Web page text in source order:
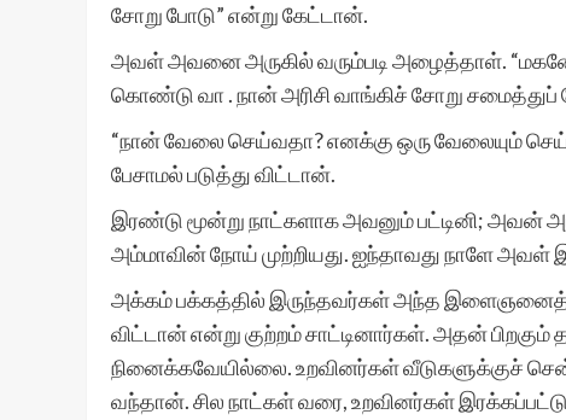
சோறு போடு” என்று கேட்டான்.
அவள் அவனை அருகில் வரும்படி அழைத்தாள்.
கொண்டு வா . நான் அரிசி வாங்கிச் சோறு சமைத்துப்
“நான் வேலை செய்வதா? எனக்கு ஒரு வேலையும்
பேசாமல் படுத்து விட்டான்.
இரண்டு மூன்று நாட்களாக அவனும் பட்டினி; அவன்
அம்மாவின் நோய் முற்றியது. ஐந்தாவது நாளே அவள்
அக்கம் பக்கத்தில் இருந்தவர்கள் அந்த
விட்டான் என்று குற்றம் சாட்டினார்கள். அதன்
நினைக்கவேயில்லை. உறவினர்கள் வீடுகளுக்குச்
வந்தான். சில நாட்கள் வரை, உறவினர்கள்